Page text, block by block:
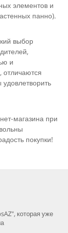
элементов и
панно).
выбор
и
магазина при
покупки!
которая уже